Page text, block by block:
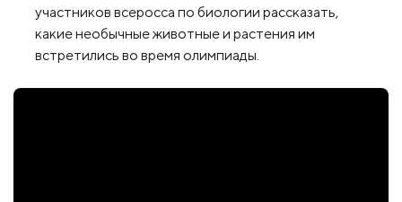
участников всеросса по биологии рассказать,
какие необычные животные и растения им
встретились во время олимпиады.